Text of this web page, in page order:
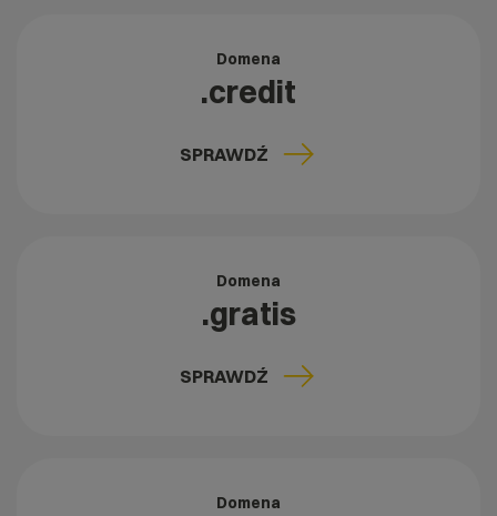
Domena
.credit
SPRAWDŹ
Domena
.gratis
SPRAWDŹ
Domena